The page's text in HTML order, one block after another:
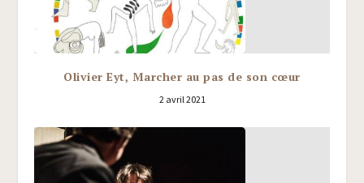
Olivier Eyt, Marcher au pas de son cœur
2 avril 2021